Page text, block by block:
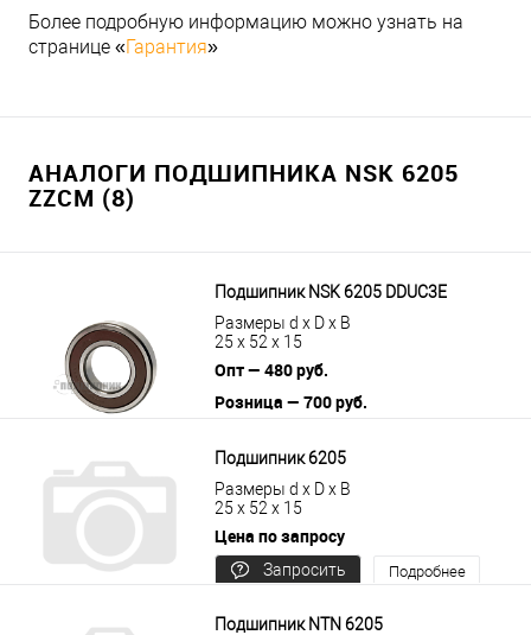
Более подробную информацию можно узнать на
странице «Гарантия»
АНАЛОГИ ПОДШИПНИКА NSK 6205
ZZCM (8)
Подшипник NSK 6205 DDUC3E
Размеры d x D x B
25 x 52 x 15
Опт — 480 руб.
Розница — 700 руб.
Подшипник 6205
Размеры d x D x B
25 x 52 x 15
Цена по запросу
Запросить
Подробнее
Подшипник NTN 6205